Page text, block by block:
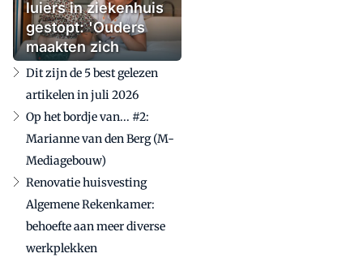
luiers in ziekenhuis
gestopt: 'Ouders
maakten zich
zorgen'
Dit zijn de 5 best gelezen
artikelen in juli 2026
Op het bordje van... #2:
Marianne van den Berg (M-
Mediagebouw)
Renovatie huisvesting
Algemene Rekenkamer:
behoefte aan meer diverse
werkplekken